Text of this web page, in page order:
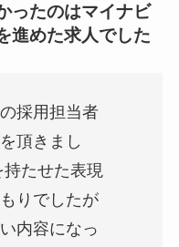
ったのはマイナビ
進めた求人でした
採用担当者
頂きまし
たせた表現
りでしたが
内容になっ